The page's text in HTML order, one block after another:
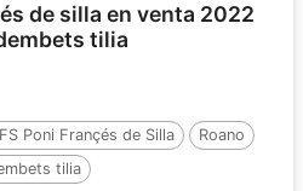
de silla en venta 2022
tilia
Poni Françés de Silla
Roano
tilia